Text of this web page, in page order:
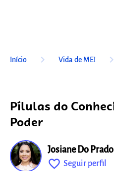
Início keyboard_arrow_right Vida de MEI keyboard_arrow_right
Pílulas do
Poder
Josiane Do Prado
favorite_outline Seguir perfil